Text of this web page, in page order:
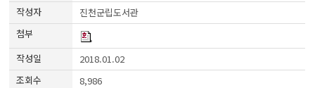
진천군립도서관
2018.01.02
8,986